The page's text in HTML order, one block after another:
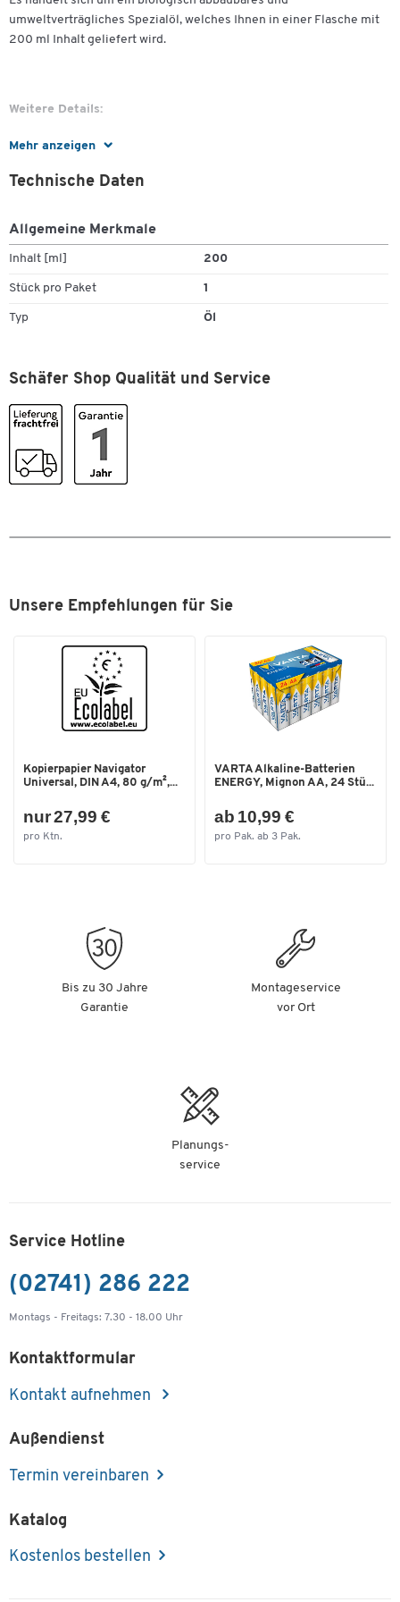
Mehr anzeigen
umweltverträgliches Spezialöl, welches Ihnen in einer Flasche mit
200 ml Inhalt geliefert wird.
Weitere Details:
Hochwertiges Spezialöl für Aktenvernichter
Lieferung erfolgt in praktischer Flasche mit 200 ml Inhalt
Technische Daten
Allgemeine Merkmale
Inhalt [ml] 200
Stück pro Paket 1
Typ Öl
Schäfer Shop Qualität und Service
Unsere Empfehlungen für Sie
Kopierpapier Navigator
Universal, DIN A4, 80 g/m²,...
nur 27,99 €
pro Ktn.
VARTA Alkaline-Batterien
ENERGY, Mignon AA, 24 Stü...
ab 10,99 €
pro Pak. ab 3 Pak.
Zum Zoomen doppeltippen
Bis zu 30 Jahre
Garantie
Montageservice
vor Ort
Planungs-
service
Service Hotline
(02741) 286 222
Montags - Freitags: 7.30 - 18.00 Uhr
Kontaktformular
Kontakt aufnehmen
Außendienst
Termin vereinbaren
Katalog
Kostenlos bestellen